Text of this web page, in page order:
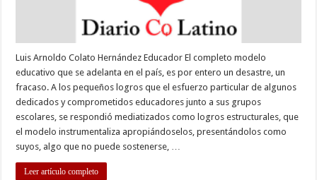
Luis Arnoldo Colato Hernández Educador El completo modelo
educativo que se adelanta en el país, es por entero un desastre, un
fracaso. A los pequeños logros que el esfuerzo particular de algunos
dedicados y comprometidos educadores junto a sus grupos
escolares, se respondió mediatizados como logros estructurales, que
el modelo instrumentaliza apropiándoselos, presentándolos como
suyos, algo que no puede sostenerse, …
Leer artículo completo